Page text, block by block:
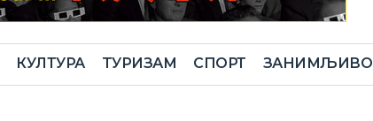
КУЛТУРА TУРИЗАМ СПОРТ ЗАНИМЉИВО